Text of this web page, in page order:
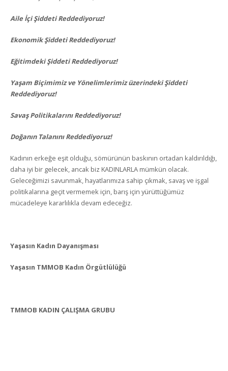
Aile İçi Şiddeti Reddediyoruz!
Ekonomik Şiddeti Reddediyoruz!
Eğitimdeki Şiddeti Reddediyoruz!
Yaşam Biçimimiz ve Yönelimlerimiz üzerindeki Şiddeti
Reddediyoruz!
Savaş Politikalarını Reddediyoruz!
Doğanın Talanını Reddediyoruz!
Kadının erkeğe eşit olduğu, sömürünün baskının ortadan kaldırıldığı,
daha iyi bir gelecek, ancak biz KADINLARLA mümkün olacak.
Geleceğimizi savunmak, hayatlarımıza sahip çıkmak, savaş ve işgal
politikalarına geçit vermemek için, barış için yürüttüğümüz
mücadeleye kararlılıkla devam edeceğiz.
Yaşasın Kadın Dayanışması
Yaşasın TMMOB Kadın Örgütlülüğü
TMMOB KADIN ÇALIŞMA GRUBU